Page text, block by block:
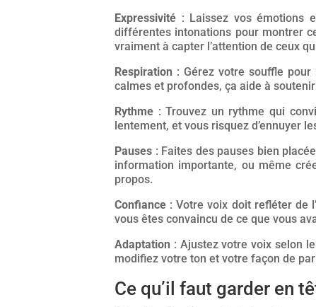
Expressivité : Laissez vos émotions
différentes intonations pour montrer
vraiment à capter l’attention de ceux
Respiration : Gérez votre souffle pour
calmes et profondes, ça aide à
Rythme : Trouvez un rythme qui
lentement, et vous risquez d’ennuyer
Pauses : Faites des pauses bien
information importante, ou même
propos.
Confiance : Votre voix doit refléter de
vous êtes convaincu de ce que vous
Adaptation : Ajustez votre voix selon
modifiez votre ton et votre façon de
Ce qu’il faut garder en